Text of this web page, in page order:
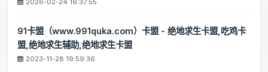
2026-02-24 16:37:55
91卡盟（www.991quka.com）卡盟 - 绝地求生卡盟,吃鸡卡
盟,绝地求生辅助,绝地求生卡盟
2023-11-28 19:59:36